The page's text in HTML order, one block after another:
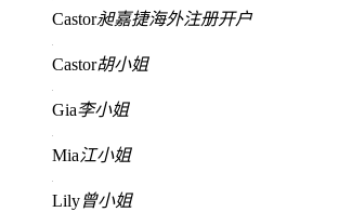
Castor昶嘉捷海外注册开户
Castor胡小姐
Gia李小姐
Mia江小姐
Lily曾小姐